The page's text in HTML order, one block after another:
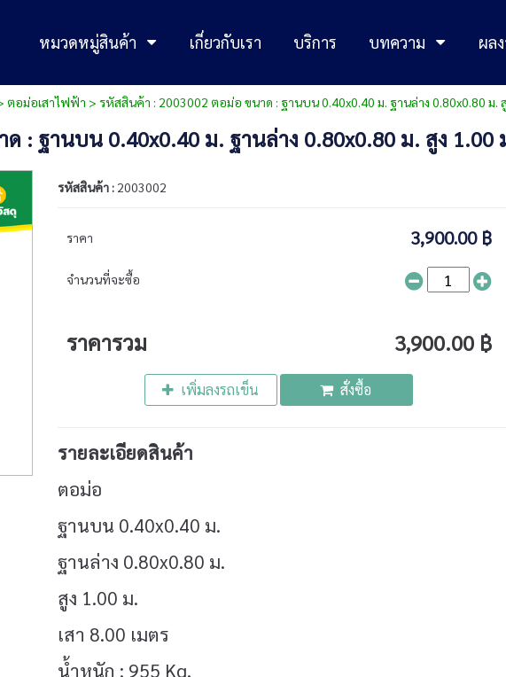
หมวดหมู่สินค้า เกี่ยวกับเรา บริการ บทความ ผล
ตอม่อเสาไฟฟ้า > รหัสสินค้า : 2003002 ตอม่อ ขนาด : ฐานบน 0.40x0.40 ม. ฐานล่าง 0.80x0.80 ม. สู
: ฐานบน 0.40x0.40 ม. ฐานล่าง 0.80x0.80 ม. สูง 1.00
รหัสสินค้า : 2003002
ราคา 3,900.00 ฿
จำนวนที่จะซื้อ
ราคารวม 3,900.00 ฿
เพิ่มลงรถเข็น สั่งซื้อ
รายละเอียดสินค้า
ตอม่อ
ฐานบน 0.40x0.40 ม.
ฐานล่าง 0.80x0.80 ม.
สูง 1.00 ม.
เสา 8.00 เมตร
น้ำหนัก : 955 Kg.